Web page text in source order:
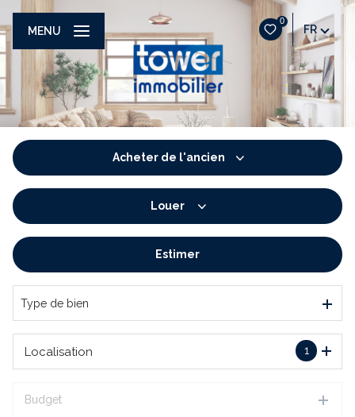
0
FR
MENU
Acheter de l'ancien
De l'immo pro
Louer
De l'immo pro
Estimer
Type de bien
1
Localisation
Budget